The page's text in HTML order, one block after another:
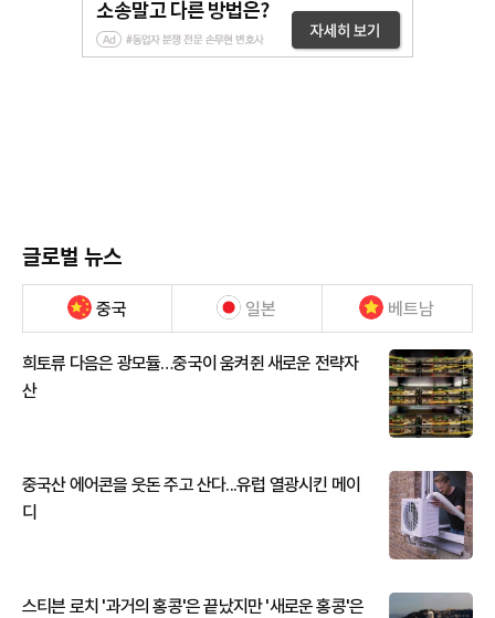
글로벌 뉴스
중국 일본 베트남
희토류 다음은 광모듈…중국이 움켜쥔 새로운 전략자
산
중국산 에어콘을 웃돈 주고 산다...유럽 열광시킨 메이
디
스티븐 로치 '과거의 홍콩'은 끝났지만 '새로운 홍콩'은